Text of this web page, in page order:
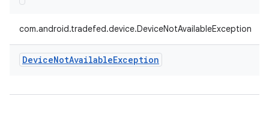
com.android.tradefed.device.DeviceNotAvailableException
DeviceNotAvailableException